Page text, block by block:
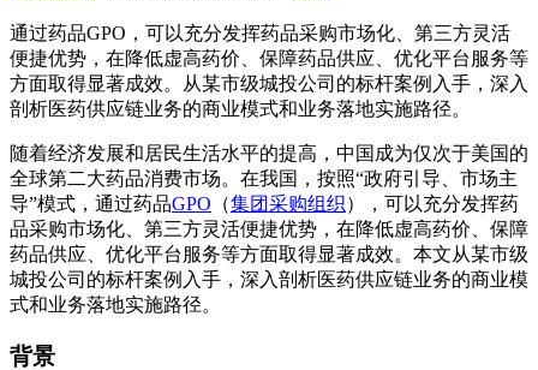
通过药品GPO，可以充分发挥药品采购市场化、第三方灵活
便捷优势，在降低虚高药价、保障药品供应、优化平台服务等
方面取得显著成效。从某市级城投公司的标杆案例入手，深入
剖析医药供应链业务的商业模式和业务落地实施路径。
随着经济发展和居民生活水平的提高，中国成为仅次于美国的
全球第二大药品消费市场。在我国，按照“政府引导、市场主
导”模式，通过药品GPO （集团采购组织），可以充分发挥药
品采购市场化、第三方灵活便捷优势，在降低虚高药价、保障
药品供应、优化平台服务等方面取得显著成效。本文从某市级
城投公司的标杆案例入手，深入剖析医药供应链业务的商业模
式和业务落地实施路径。
背景